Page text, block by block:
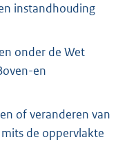
instandhouding
onder de Wet
en
of veranderen van
de oppervlakte